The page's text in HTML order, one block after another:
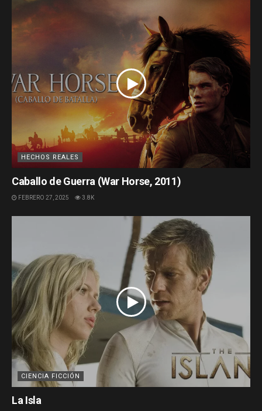
HECHOS REALES
Caballo de Guerra (War Horse, 2011)
FEBRERO 27, 2025 3.8K
CIENCIA FICCIÓN
La Isla